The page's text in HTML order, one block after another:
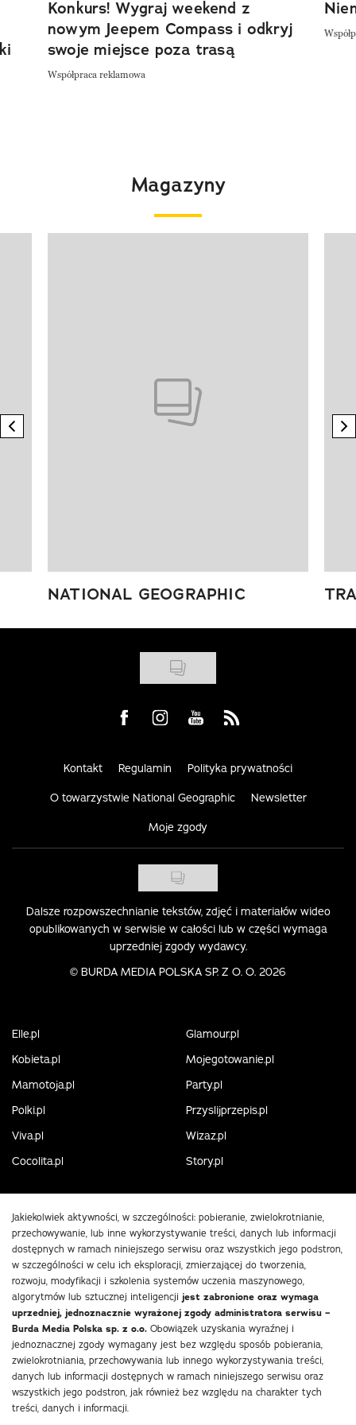
Konkurs! Wygraj weekend z
nowym Jeepem Compass i odkryj
swoje miejsce poza trasą
Współpraca reklamowa
Magazyny
previous element
NATIONAL GEOGRAPHIC
Visit us on Facebook
Visit us on Instagram
Visit us on Youtube
Visit us on Rss
Kontakt Regulamin Polityka prywatności
O towarzystwie National Geographic Newsletter
Moje zgody
Dalsze rozpowszechnianie tekstów, zdjęć i materiałów wideo
opublikowanych w serwisie w całości lub w części wymaga
uprzedniej zgody wydawcy.
© BURDA MEDIA POLSKA SP. Z O. O. 2026
Elle.pl
Glamour.pl
Kobieta.pl
Mojegotowanie.pl
Mamotoja.pl
Party.pl
Polki.pl
Przyslijprzepis.pl
Viva.pl
Wizaz.pl
Cocolita.pl
Story.pl
Jakiekolwiek aktywności, w szczególności: pobieranie, zwielokrotnianie,
przechowywanie, lub inne wykorzystywanie treści, danych lub informacji
dostępnych w ramach niniejszego serwisu oraz wszystkich jego podstron,
w szczególności w celu ich eksploracji, zmierzającej do tworzenia,
rozwoju, modyfikacji i szkolenia systemów uczenia maszynowego,
algorytmów lub sztucznej inteligencji jest zabronione oraz wymaga
uprzedniej, jednoznacznie wyrażonej zgody administratora serwisu –
Burda Media Polska sp. z o.o. Obowiązek uzyskania wyraźnej i
jednoznacznej zgody wymagany jest bez względu sposób pobierania,
zwielokrotniania, przechowywania lub innego wykorzystywania treści,
danych lub informacji dostępnych w ramach niniejszego serwisu oraz
wszystkich jego podstron, jak również bez względu na charakter tych
treści, danych i informacji.